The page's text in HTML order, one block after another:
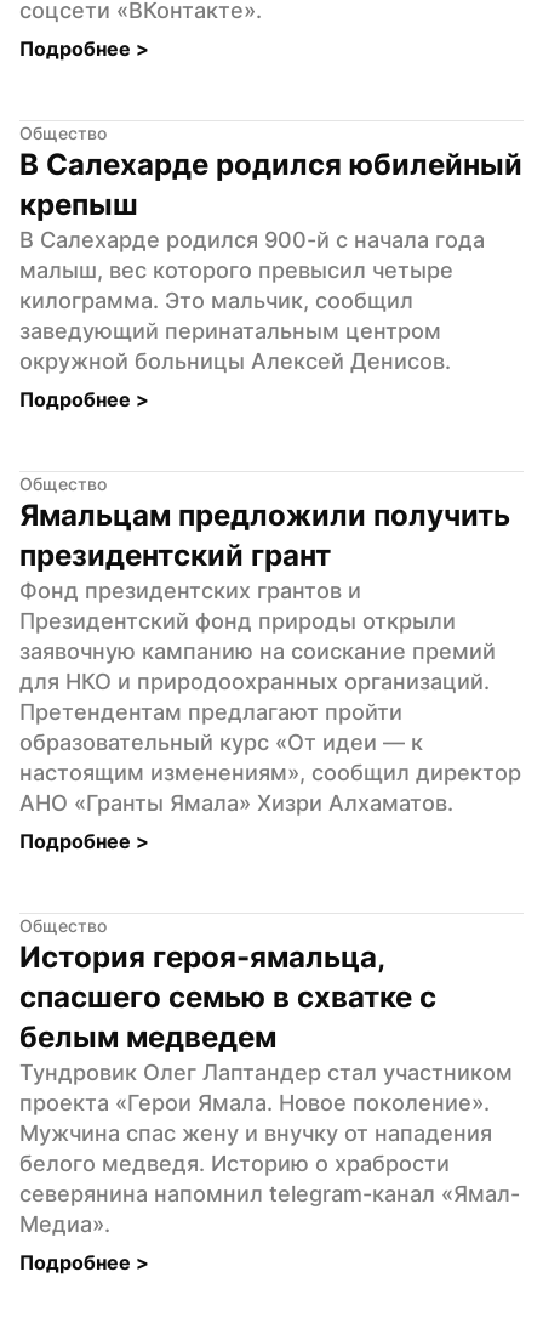
соцсети «ВКонтакте».
Подробнее >
Общество
В Салехарде родился юбилейный
крепыш
В Салехарде родился 900-й с начала года
малыш, вес которого превысил четыре
килограмма. Это мальчик, сообщил
заведующий перинатальным центром
окружной больницы Алексей Денисов.
Подробнее >
Общество
Ямальцам предложили получить
президентский грант
Фонд президентских грантов и
Президентский фонд природы открыли
заявочную кампанию на соискание премий
для НКО и природоохранных организаций.
Претендентам предлагают пройти
образовательный курс «От идеи — к
настоящим изменениям», сообщил директор
АНО «Гранты Ямала» Хизри Алхаматов.
Подробнее >
Общество
История героя-ямальца,
спасшего семью в схватке с
белым медведем
Тундровик Олег Лаптандер стал участником
проекта «Герои Ямала. Новое поколение».
Мужчина спас жену и внучку от нападения
белого медведя. Историю о храбрости
северянина напомнил telegram-канал «Ямал-
Медиа».
Подробнее >